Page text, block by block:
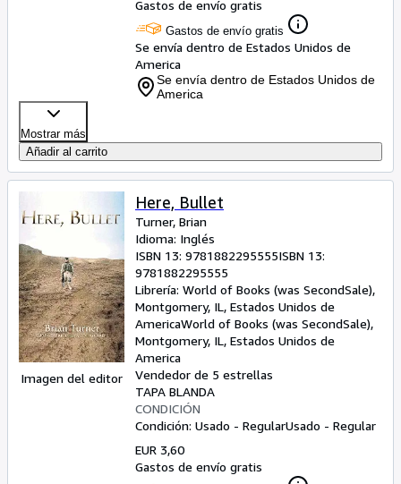
Gastos de envío gratis
Gastos de envío gratis
Se envía dentro de Estados Unidos de
America
Se envía dentro de Estados Unidos de
America
Mostrar más
Añadir al carrito
Imagen del editor
Here, Bullet
Turner, Brian
Idioma: Inglés
ISBN 13: 9781882295555ISBN 13:
9781882295555
Librería: World of Books (was SecondSale),
Montgomery, IL, Estados Unidos de
AmericaWorld of Books (was SecondSale),
Montgomery, IL, Estados Unidos de
America
Vendedor de 5 estrellas
TAPA BLANDA
CONDICIÓN
Condición: Usado - RegularUsado - Regular
EUR 3,60
Gastos de envío gratis